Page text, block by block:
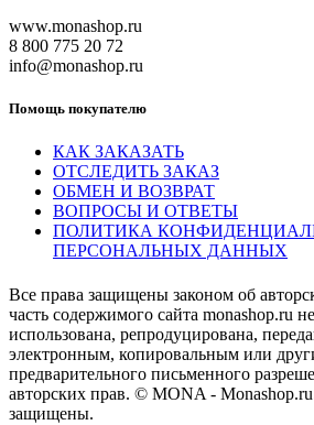
www.monashop.ru
8 800 775 20 72
info@monashop.ru
Помощь покупателю
КАК ЗАКАЗАТЬ
ОТСЛЕДИТЬ ЗАКАЗ
ОБМЕН И ВОЗВРАТ
ВОПРОСЫ И ОТВЕТЫ
ПОЛИТИКА
ПЕРСОНАЛЬНЫХ ДАННЫХ
Все права защищены законом об
часть содержимого сайта monashop.ru
использована, репродуцирована,
электронным, копировальным или
предварительного письменного
авторских прав. © MONA -
защищены.